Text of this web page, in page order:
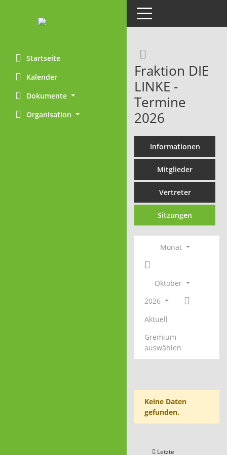
Startseite
Kalender
Dokumente
Organisation
Toggle navigation
Fraktion DIE
LINKE -
Termine
2026
Informationen
Mitglieder
Vertreter
Sitzungen
Monat
Oktober
2026
Aktuell
Gremium
auswählen
Keine Daten
gefunden.
Letzte